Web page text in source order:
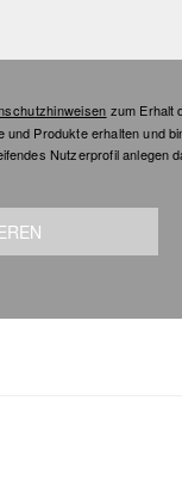
zum Erhalt
und Produkte erhalten und
Nutzerprofil anlegen